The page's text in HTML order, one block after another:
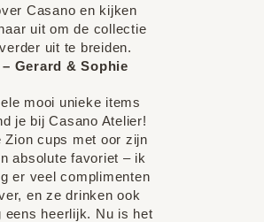
Casano en kijken
uit om de collectie
verder uit te breiden.
– Gerard & Sophie
mooi unieke items
je bij Casano Atelier!
Zion cups met oor zijn
absolute favoriet – ik
er veel complimenten
en ze drinken ook
eens heerlijk. Nu is het